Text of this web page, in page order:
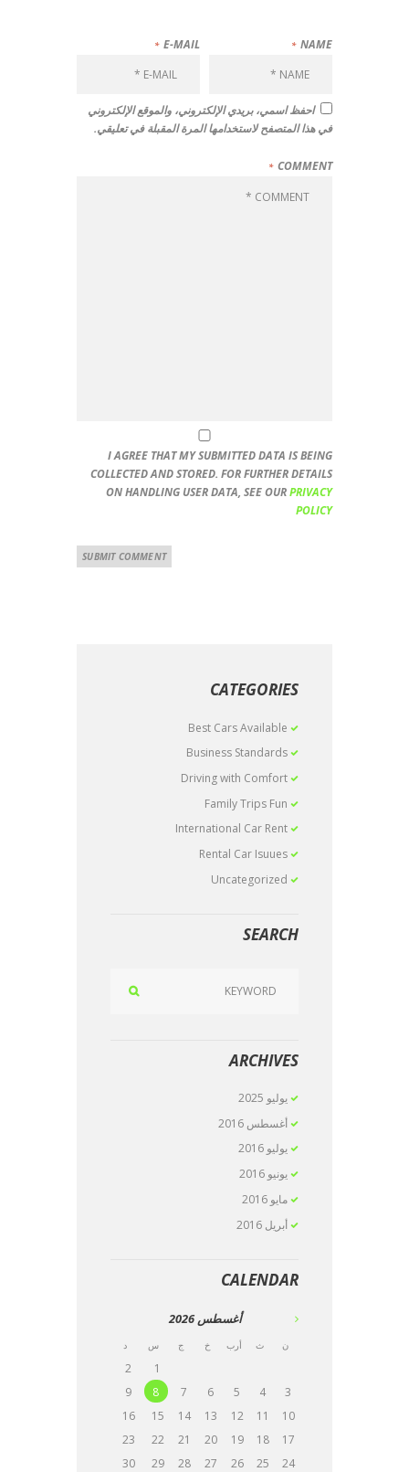
NAME
E-MAIL
احفظ اسمي، بريدي الإلكتروني، والموقع الإلكتروني
في هذا المتصفح لاستخدامها المرة المقبلة في تعليقي.
COMMENT
I AGREE THAT MY SUBMITTED DATA IS BEING
COLLECTED AND STORED. FOR FURTHER DETAILS
ON HANDLING USER DATA, SEE OURPRIVACY
POLICY
CATEGORIES
Best Cars Available
Business Standards
Driving with Comfort
Family Trips Fun
International Car Rent
Rental Car Isuues
Uncategorized
SEARCH
ARCHIVES
يوليو 2025
أغسطس2016
يوليو2016
يونيو2016
مايو2016
أبريل2016
CALENDAR
أغسطس 2026
ن ث أرب خ ج س د
1
2
3
4
5
6
7
8
9
10
11
12
13
14
15
16
17
18
19
20
21
22
23
24
25
26
27
28
29
30